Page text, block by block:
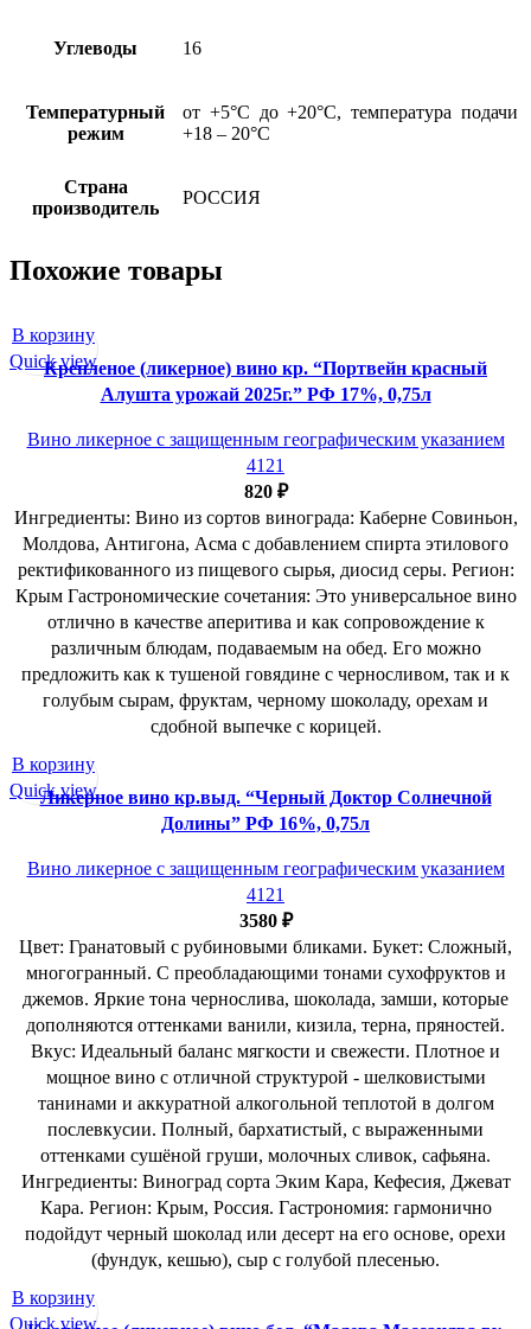
Углеводы 16
Температурный
режим
от +5°С до +20°С, температура подачи
+18 – 20°С
Страна
производитель
РОССИЯ
Похожие товары
Крепленое (ликерное) вино кр. “Портвейн красный
Алушта урожай 2025г.” РФ 17%, 0,75л
Вино ликерное с защищенным географическим указанием
4121
820 ₽
Ингредиенты: Вино из сортов винограда: Каберне Совиньон,
Молдова, Антигона, Асма с добавлением спирта этилового
ректификованного из пищевого сырья, диосид серы. Регион:
Крым Гастрономические сочетания: Это универсальное вино
отлично в качестве аперитива и как сопровождение к
различным блюдам, подаваемым на обед. Его можно
предложить как к тушеной говядине с черносливом, так и к
голубым сырам, фруктам, черному шоколаду, орехам и
сдобной выпечке с корицей.
В корзину
Quick view
Ликерное вино кр.выд. “Черный Доктор Солнечной
Долины” РФ 16%, 0,75л
Вино ликерное с защищенным географическим указанием
4121
3580 ₽
Цвет: Гранатовый с рубиновыми бликами. Букет: Сложный,
многогранный. С преобладающими тонами сухофруктов и
джемов. Яркие тона чернослива, шоколада, замши, которые
дополняются оттенками ванили, кизила, терна, пряностей.
Вкус: Идеальный баланс мягкости и свежести. Плотное и
мощное вино с отличной структурой - шелковистыми
танинами и аккуратной алкогольной теплотой в долгом
послевкусии. Полный, бархатистый, с выраженными
оттенками сушёной груши, молочных сливок, сафьяна.
Ингредиенты: Виноград сорта Эким Кара, Кефесия, Джеват
Кара. Регион: Крым, Россия. Гастрономия: гармонично
подойдут черный шоколад или десерт на его основе, орехи
(фундук, кешью), сыр с голубой плесенью.
В корзину
Quick view
В корзину
Quick view